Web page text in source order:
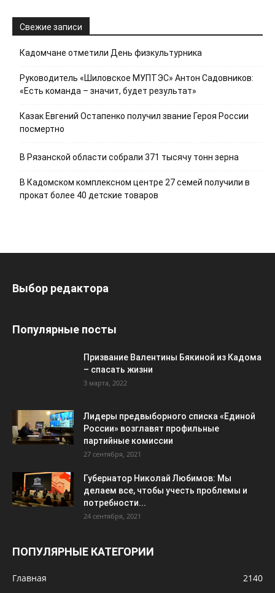
Свежие записи
Кадомчане отметили День физкультурника
Руководитель «Шиловское МУПТЭС» Антон Садовников:
«Есть команда – значит, будет результат»
Казак Евгений Остапенко получил звание Героя России
посмертно
В Рязанской области собрали 371 тысячу тонн зерна
В Кадомском комплексном центре 27 семей получили в
прокат более 40 детские товаров
Выбор редактора
Популярные посты
Призвание Валентины Бякиной из Кадома
– спасать жизни
3 марта, 2022
Лидеры предвыборного списка «Единой
России» возглавят профильные
партийные комиссии
27 сентября, 2021
Губернатор Николай Любимов: Мы
делаем все, чтобы учесть проблемы и
потребности...
24 сентября, 2021
ПОПУЛЯРНЫЕ КАТЕГОРИИ
Главная 2140